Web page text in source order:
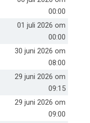
00:00
01 juli 2026 om
00:00
30 juni 2026 om
08:00
29 juni 2026 om
09:15
29 juni 2026 om
09:00